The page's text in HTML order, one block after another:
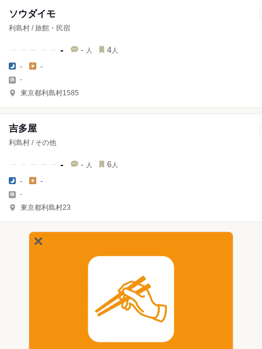
ソウダイモ
利島村 / 旅館・民宿
- - 人 4 人
- -
-
東京都利島村1585
吉多屋
利島村 / その他
- - 人 6 人
- -
-
東京都利島村23